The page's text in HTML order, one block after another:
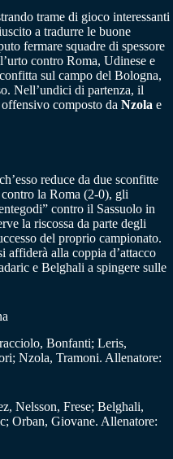
trame di gioco interessanti
a tradurre le buone
fermare squadre di spessore
contro Roma, Udinese e
sul campo del Bologna,
Nell’undici di partenza, il
composto da Nzola e
reduce da due sconfitte
la Roma (2-0), gli
contro il Sassuolo in
la riscossa da parte degli
del proprio campionato.
affiderà alla coppia d’attacco
e Belghali a spingere sulle
Bonfanti; Leris,
Nzola, Tramoni. Allenatore:
Nelsson, Frese; Belghali,
Orban, Giovane. Allenatore: